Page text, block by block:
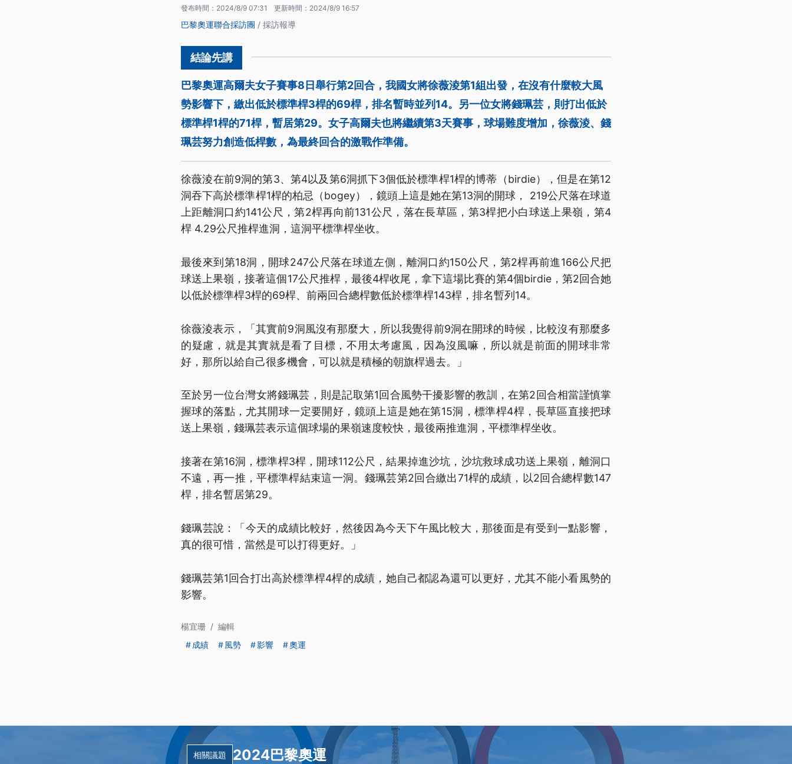
發布時間： 2024/8/9 07:31 更新時間： 2024/8/9 16:57
巴黎奧運聯合採訪團 / 採訪報導
巴黎奧運高爾夫女子賽事8日舉行第2回合，我國女將徐薇淩第1組出發，在沒有什麼較大風
勢影響下，繳出低於標準桿3桿的69桿，排名暫時並列14。另一位女將錢珮芸，則打出低於
標準桿1桿的71桿，暫居第29。女子高爾夫也將繼續第3天賽事，球場難度增加，徐薇淩、錢
珮芸努力創造低桿數，為最終回合的激戰作準備。
徐薇淩在前9洞的第3、第4以及第6洞抓下3個低於標準桿1桿的博蒂（birdie），但是在第12
洞吞下高於標準桿1桿的柏忌（bogey），鏡頭上這是她在第13洞的開球， 219公尺落在球道
上距離洞口約141公尺，第2桿再向前131公尺，落在長草區，第3桿把小白球送上果嶺，第4
桿 4.29公尺推桿進洞，這洞平標準桿坐收。
最後來到第18洞，開球247公尺落在球道左側，離洞口約150公尺，第2桿再前進166公尺把
球送上果嶺，接著這個17公尺推桿，最後4桿收尾，拿下這場比賽的第4個birdie，第2回合她
以低於標準桿3桿的69桿、前兩回合總桿數低於標準桿143桿，排名暫列14。
徐薇淩表示，「其實前9洞風沒有那麼大，所以我覺得前9洞在開球的時候，比較沒有那麼多
的疑慮，就是其實就是看了目標，不用太考慮風，因為沒風嘛，所以就是前面的開球非常
好，那所以給自己很多機會，可以就是積極的朝旗桿過去。」
至於另一位台灣女將錢珮芸，則是記取第1回合風勢干擾影響的教訓，在第2回合相當謹慎掌
握球的落點，尤其開球一定要開好，鏡頭上這是她在第15洞，標準桿4桿，長草區直接把球
送上果嶺，錢珮芸表示這個球場的果嶺速度較快，最後兩推進洞，平標準桿坐收。
接著在第16洞，標準桿3桿，開球112公尺，結果掉進沙坑，沙坑救球成功送上果嶺，離洞口
不遠，再一推，平標準桿結束這一洞。錢珮芸第2回合繳出71桿的成績，以2回合總桿數147
桿，排名暫居第29。
錢珮芸說：「今天的成績比較好，然後因為今天下午風比較大，那後面是有受到一點影響，
真的很可惜，當然是可以打得更好。」
錢珮芸第1回合打出高於標準桿4桿的成績，她自己都認為還可以更好，尤其不能小看風勢的
影響。
楊宜珊 / 編輯
成績
風勢 影響 奧運
相關議題 2024巴黎奧運